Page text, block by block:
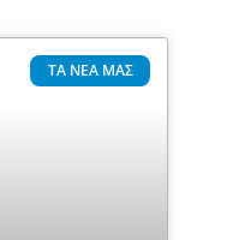
ΤΑ ΝΈΑ ΜΑΣ